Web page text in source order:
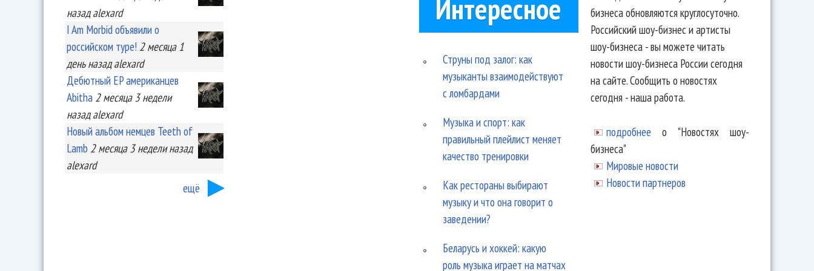
назад alexard
I Am Morbid объявили о
российском туре! 2 месяца 1
деньназад alexard
Дебютный EP американцев
Abitha 2 месяца 3 недели
назад alexard
Новый альбом немцев Teeth of
Lamb 2 месяца 3 неделиназад
alexard
ещё
Интересное
Струны под залог: как
музыканты взаимодействуют
с ломбардами
Музыка и спорт: как
правильный плейлист меняет
качество тренировки
Как рестораны выбирают
музыку и что она говорит о
заведении?
Беларусь и хоккей: какую
роль музыка играет на матчах
бизнеса обновляются круглосуточно.
Российский шоу-бизнес и артисты
шоу-бизнеса - вы можете читать
новости шоу-бизнеса России сегодня
на сайте. Сообщить о новостях
сегодня - наша работа.
подробнее о "Новостях шоу-
бизнеса"
Мировые новости
Новости партнеров